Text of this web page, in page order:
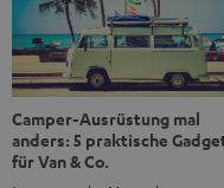
Pop, kleine
Jubiläum werfen wir
Jugendmarke: Wie
Camper-Ausrüstung mal
anders: 5 praktische
für Van & Co.